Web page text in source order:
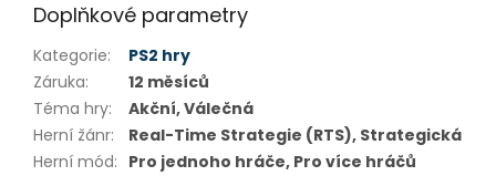
Doplňkové parametry
Kategorie:
PS2 hry
Záruka:
12 měsíců
Téma hry:
Akční, Válečná
Herní žánr:
Real-Time Strategie (RTS), Strategická
Herní mód: Pro jednoho hráče, Pro více hráčů